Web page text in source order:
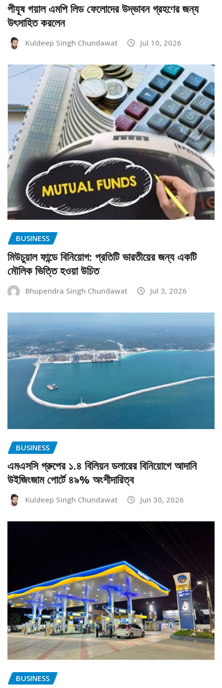
পীযূষ গয়াল এমপি লিড ফেলোদের উদ্ভাবন গ্রহণের জন্য
উৎসাহিত করলেন
Kuldeep Singh Chundawat Jul 10, 2026
BUSINESS
মিউচুয়াল ফান্ডে বিনিয়োগ: প্রতিটি ভারতীয়ের জন্য একটি
মৌলিক ভিত্তি হওয়া উচিত
Bhupendra Singh Chundawat Jul 3, 2026
BUSINESS
এমএসসি গ্রুপের ১.৪ বিলিয়ন ডলারের বিনিয়োগে আদানি
উইজিংজাম পোর্টে ৪৯% অংশীদারিত্ব
Kuldeep Singh Chundawat Jun 30, 2026
BUSINESS